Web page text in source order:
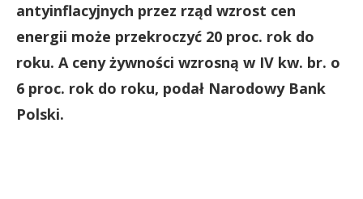
antyinflacyjnych przez rząd wzrost cen
energii może przekroczyć 20 proc. rok do
roku. A ceny żywności wzrosną w IV kw. br. o
6 proc. rok do roku, podał Narodowy Bank
Polski.